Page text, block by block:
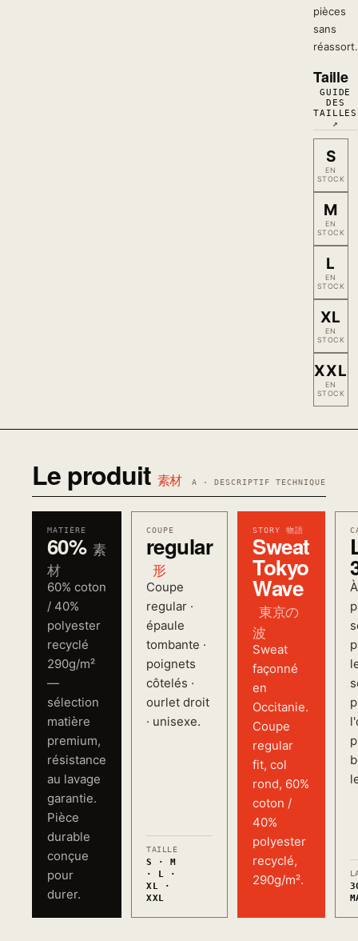
pièces
sans
réassort.
Taille
GUIDE
DES
TAILLES
↗
S
EN
STOCK
M
EN
STOCK
L
EN
STOCK
XL
EN
STOCK
XXL
EN
STOCK
Le produit 素材 A · DESCRIPTIF TECHNIQUE
MATIÈRE
60% 素
材
60% coton
/ 40%
polyester
recyclé
290g/m²
—
sélection
matière
premium,
résistance
au lavage
garantie.
Pièce
durable
conçue
pour
durer.
COUPE
regular
形
Coupe
regular ·
épaule
tombante ·
poignets
côtelés ·
ourlet droit
· unisexe.
TAILLE
S · M
· L ·
XL ·
XXL
STORY 物語
Sweat
Tokyo
Wave
東京の
波
Sweat
façonné
en
Occitanie.
Coupe
regular
fit, col
rond, 60%
coton /
40%
polyester
recyclé,
290g/m².